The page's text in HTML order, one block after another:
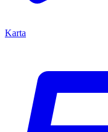
Karta